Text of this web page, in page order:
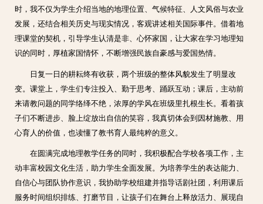
时，我不仅为学生介绍当地的地理位置、气候特征、人文风俗与农业
发展，还结合相关历史与现实情况，客观讲述相关国际事件。借着地
理课堂的契机，引导学生认清是非、心怀家国，让大家在学习地理知
识的同时，厚植家国情怀，不断增强民族自豪感与爱国热情。
日复一日的耕耘终有收获，两个班级的整体风貌发生了明显改
变。课堂上，学生们专注投入、勤于思考、踊跃互动；课后，主动前
来请教问题的同学络绎不绝，浓厚的学风在班级里扎根生长。看着孩
子们不断进步、脸上绽放出自信的笑容，我真切体会到因材施教、用
心育人的价值，也读懂了教书育人最纯粹的意义。
在圆满完成地理教学任务的同时，我积极配合学校各项工作，主
动丰富校园文化生活，助力学生全面发展。为培养学生的表达能力、
自信心与团队协作意识，我协助学校组建并指导话剧社团，利用课后
服务时间组织排练、打磨节目，让孩子们在舞台上释放活力、展现自